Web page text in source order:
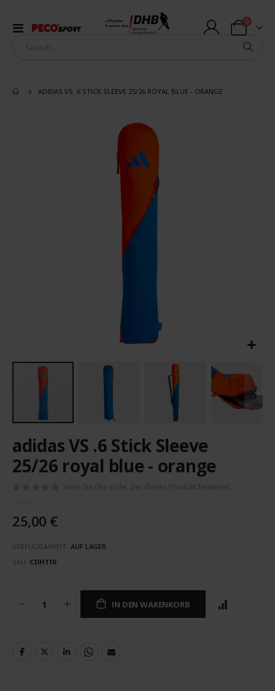
Navigation
offizieller
Partner des
Warenkorb
0Artikel
ADIDAS VS .6 STICK SLEEVE 25/26 ROYAL BLUE - ORANGE
Anfang
der
Bildergalerie
adidas VS .6 Stick Sleeve
25/26 royal blue - orange
Seien Sie der erste, der dieses Produkt bewertet
25,00 €
VERFÜGBARKEIT: AUF LAGER
SKU CDH110
IN DEN WARENKORB